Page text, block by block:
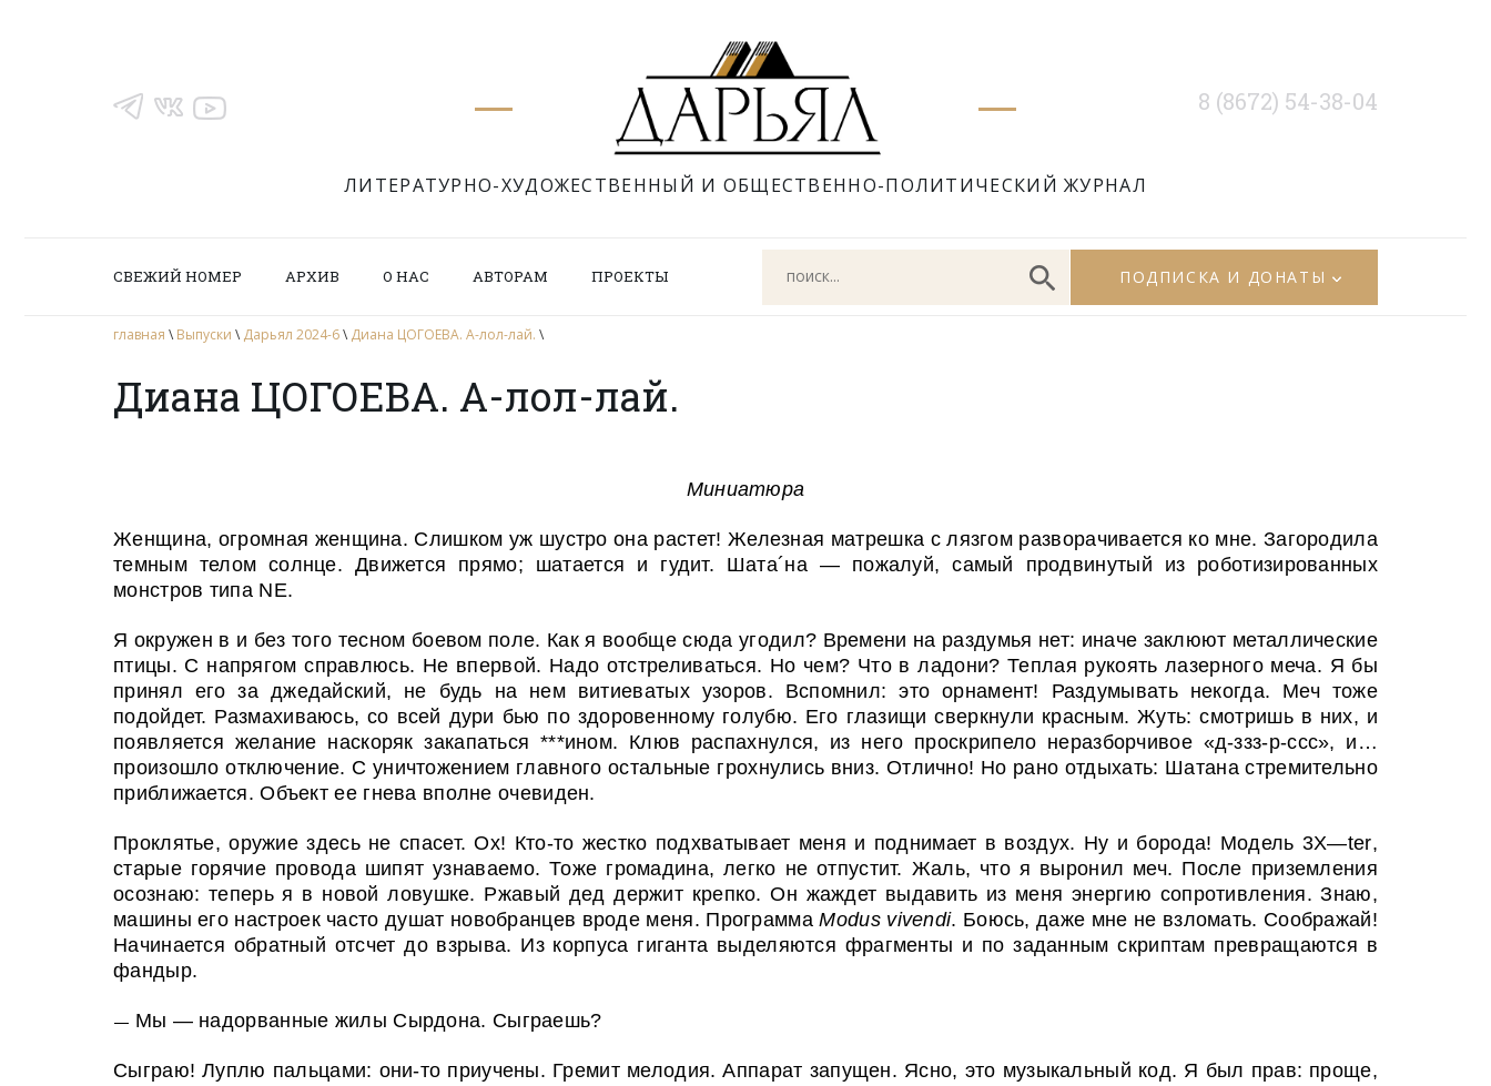
ЛИТЕРАТУРНО-ХУДОЖЕСТВЕННЫЙ И ОБЩЕСТВЕННО-ПОЛИТИЧЕСКИЙ ЖУРНАЛ
8 (8672) 54-38-04
СВЕЖИЙ НОМЕР АРХИВ О НАС АВТОРАМ ПРОЕКТЫ ПОДПИСКА И ДОНАТЫ
главная \ Выпуски \ Дарьял 2024-6\ Диана ЦОГОЕВА. А-лол-лай. \
Диана ЦОГОЕВА. А-лол-лай.
Миниатюра
Женщина, огромная женщина. Слишком уж шустро она растет! Железная матрешка с лязгом разворачивается ко мне. Загородила
темным телом солнце. Движется прямо; шатается и гудит. Шата´на — пожалуй, самый продвинутый из роботизированных
монстров типа NE.
Я окружен в и без того тесном боевом поле. Как я вообще сюда угодил? Времени на раздумья нет: иначе заклюют металлические
птицы. С напрягом справлюсь. Не впервой. Надо отстреливаться. Но чем? Что в ладони? Теплая рукоять лазерного меча. Я бы
принял его за джедайский, не будь на нем витиеватых узоров. Вспомнил: это орнамент! Раздумывать некогда. Меч тоже
подойдет. Размахиваюсь, со всей дури бью по здоровенному голубю. Его глазищи сверкнули красным. Жуть: смотришь в них, и
появляется желание наскоряк закапаться ***ином. Клюв распахнулся, из него проскрипело неразборчивое «д-ззз-р-ссс», и…
произошло отключение. С уничтожением главного остальные грохнулись вниз. Отлично! Но рано отдыхать: Шатана стремительно
приближается. Объект ее гнева вполне очевиден.
Проклятье, оружие здесь не спасет. Ох! Кто-то жестко подхватывает меня и поднимает в воздух. Ну и борода! Модель 3X—ter,
старые горячие провода шипят узнаваемо. Тоже громадина, легко не отпустит. Жаль, что я выронил меч. После приземления
осознаю: теперь я в новой ловушке. Ржавый дед держит крепко. Он жаждет выдавить из меня энергию сопротивления. Знаю,
машины его настроек часто душат новобранцев вроде меня. ПрограммаModus vivendi. Боюсь, даже мне не взломать. Соображай!
Начинается обратный отсчет до взрыва. Из корпуса гиганта выделяются фрагменты и по заданным скриптам превращаются в
фандыр.
— Мы — надорванные жилы Сырдона. Сыграешь?
Сыграю! Луплю пальцами: они-то приучены. Гремит мелодия. Аппарат запущен. Ясно, это музыкальный код. Я был прав: проще,